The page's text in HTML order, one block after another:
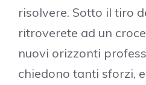
risolvere. Sotto il tiro
ritroverete ad un
nuovi orizzonti
chiedono tanti sforzi,